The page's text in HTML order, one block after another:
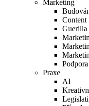
Marketing
Content
Guerilla
Praxe
AI